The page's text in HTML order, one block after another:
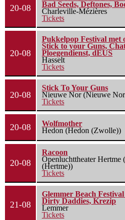
20-08
Bad Seeds, Deftones,
Charleville-Mézières
Tickets
20-08
Pukkelpop Festival met
Stick to your Guns,
Ploegendienst, dEUS
Hasselt
Tickets
20-08
Stick To Your Guns
Nieuwe Nor (Nieuwe
Tickets
20-08
Wolfmother
Hedon (Hedon (Zwolle))
20-08
Racoon
Openluchttheater Hertme
(Hertme))
Tickets
21-08
Glemmer Beach
Dirty Daddies, Krezip
Lemmer
Tickets